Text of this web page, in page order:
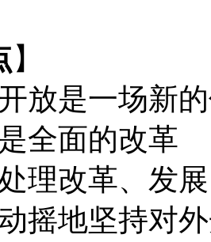
】
放是一场新
全面的改革
理改革、发
摇地坚持对